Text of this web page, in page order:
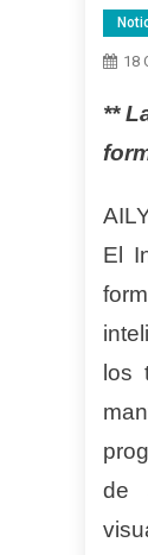
18
**
El
los
de